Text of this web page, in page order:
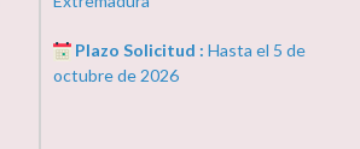
Plazo Solicitud : Hasta el 5 de
octubre de 2026